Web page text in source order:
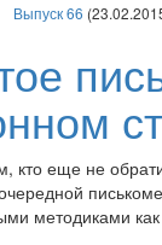
Выпуск 66
кто еще не
методиками